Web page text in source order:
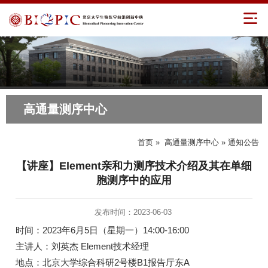
高通量测序中心
首页 » 高通量测序中心 » 通知公告
【讲座】Element亲和力测序技术介绍及其在单细
胞测序中的应用
发布时间：2023-06-03
时间：2023年6月5日（星期一）14:00-16:00
主讲人：刘英杰 Element技术经理
地点：北京大学综合科研2号楼B1报告厅东A